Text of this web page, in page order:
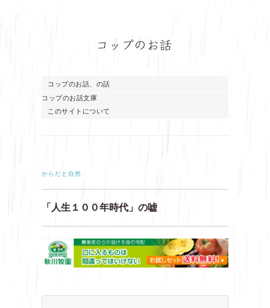
コップのお話、の話
コップのお話文庫
このサイトについて
からだと自然
「人生１００年時代」の嘘